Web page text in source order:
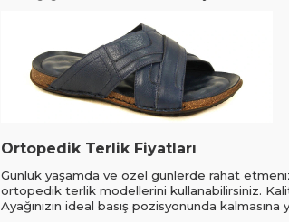
Ortopedik Terlik Fiyatları
Günlük yaşamda ve özel günlerde rahat etmeniz
ortopedik terlik modellerini kullanabilirsiniz.
Ayağınızın ideal basış pozisyonunda